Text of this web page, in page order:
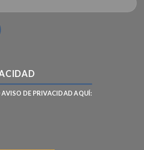
DE PRIVACIDAD AQUÍ: